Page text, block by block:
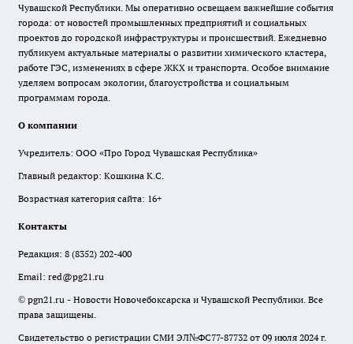
Чувашской Республики. Мы оперативно освещаем важнейшие события
города: от новостей промышленных предприятий и социальных
проектов до городской инфраструктуры и происшествий. Ежедневно
публикуем актуальные материалы о развитии химического кластера,
работе ГЭС, изменениях в сфере ЖКХ и транспорта. Особое внимание
уделяем вопросам экологии, благоустройства и социальным
программам города.
О компании
Учредитель: ООО «Про Город Чувашская Республика»
Главный редактор: Кошкина К.С.
Возрастная категория сайта: 16+
Контакты
Редакция: 8 (8352) 202-400
Email: red@pg21.ru
© pgn21.ru - Новости Новочебоксарска и Чувашской Республики. Все
права защищены.
Свидетельство о регистрации СМИ ЭЛ№ФС77-87732 от 09 июля 2024 г.